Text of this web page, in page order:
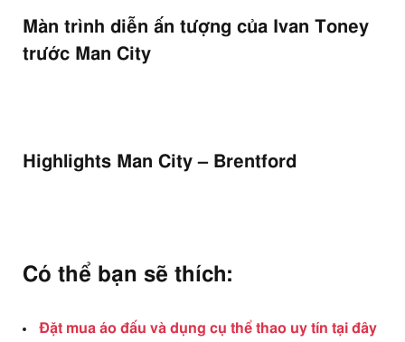
Màn trình diễn ấn tượng của Ivan Toney
trước Man City
Highlights Man City – Brentford
Có thể bạn sẽ thích:
Đặt mua áo đấu và dụng cụ thể thao uy tín tại đây